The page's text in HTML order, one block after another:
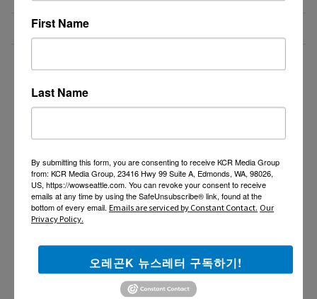
비즈니스 웹사이트 제작 프로모션 ($300부터~)
First Name
Last Name
By submitting this form, you are consenting to receive KCR Media Group
from: KCR Media Group, 23416 Hwy 99 Suite A, Edmonds, WA, 98026,
US, https://wowseattle.com. You can revoke your consent to receive
emails at any time by using the SafeUnsubscribe® link, found at the
bottom of every email. Emails are serviced by Constant Contact. Our
Privacy Policy.
오레곤K 뉴스레터 구독하기!